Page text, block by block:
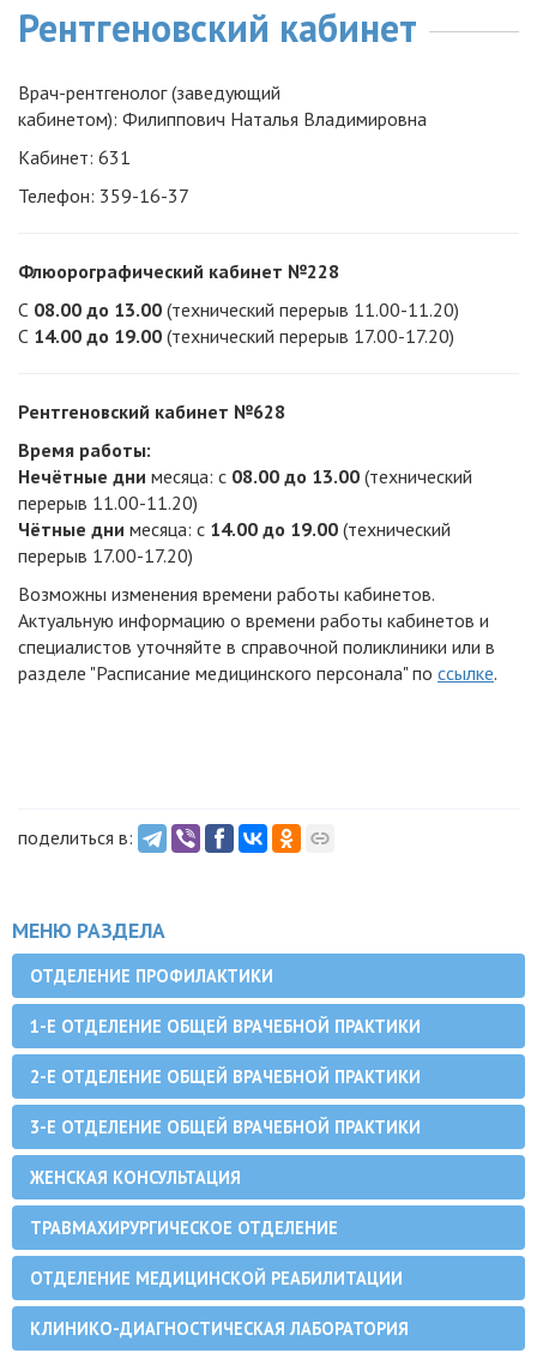
Рентгеновский кабинет
Врач-рентгенолог (заведующий
кабинетом): Филиппович Наталья Владимировна
Кабинет: 631
Телефон: 359-16-37
Флюорографический кабинет №228
С 08.00 до 13.00 (технический перерыв 11.00-11.20)
С 14.00 до 19.00 (технический перерыв 17.00-17.20)
Рентгеновский кабинет №628
Время работы:
Нечётные дни месяца: с 08.00 до 13.00 (технический
перерыв 11.00-11.20)
Чётные дни месяца: с 14.00 до 19.00 (технический
перерыв 17.00-17.20)
Возможны изменения времени работы кабинетов.
Актуальную информацию о времени работы кабинетов и
специалистов уточняйте в справочной поликлиники или в
разделе "Расписание медицинского персонала"по ссылке.
поделиться в:
МЕНЮ РАЗДЕЛА
ОТДЕЛЕНИЕ ПРОФИЛАКТИКИ
1-Е ОТДЕЛЕНИЕ ОБЩЕЙ ВРАЧЕБНОЙ ПРАКТИКИ
2-Е ОТДЕЛЕНИЕ ОБЩЕЙ ВРАЧЕБНОЙ ПРАКТИКИ
3-Е ОТДЕЛЕНИЕ ОБЩЕЙ ВРАЧЕБНОЙ ПРАКТИКИ
ЖЕНСКАЯ КОНСУЛЬТАЦИЯ
ТРАВМАХИРУРГИЧЕСКОЕ ОТДЕЛЕНИЕ
ОТДЕЛЕНИЕ МЕДИЦИНСКОЙ РЕАБИЛИТАЦИИ
КЛИНИКО-ДИАГНОСТИЧЕСКАЯ ЛАБОРАТОРИЯ